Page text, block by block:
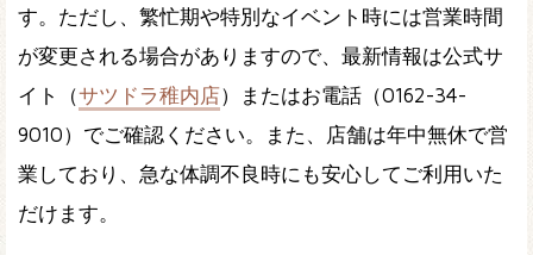
す。ただし、繁忙期や特別なイベント時には営業時間
が変更される場合がありますので、最新情報は公式サ
イト（サツドラ稚内店）またはお電話（0162-34-
9010）でご確認ください。また、店舗は年中無休で営
業しており、急な体調不良時にも安心してご利用いた
だけます。